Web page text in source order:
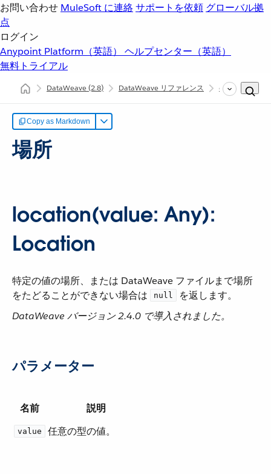
お問い合わせ MuleSoft に連絡サポートを依頼 グローバル拠
点
ログイン
Anypoint Platform（英語） ヘルプセンター（英語）
無料トライアル
DataWeave(2.8) DataWeave リファレンス dw::Runtime
Copy as Markdown
場所
location(value: Any):
Location
特定の値の場所、または DataWeave ファイルまで場所
をたどることができない場合は ​
null
​ を返します。
DataWeave バージョン 2.4.0 で導入されました。
パラメーター
名前 説明
value 任意の型の値。